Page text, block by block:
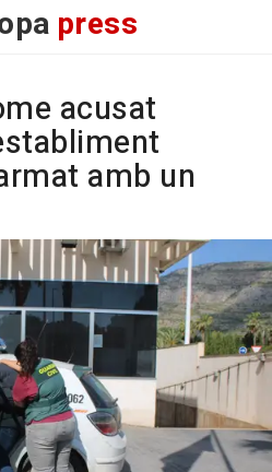
press
acusat
amb un